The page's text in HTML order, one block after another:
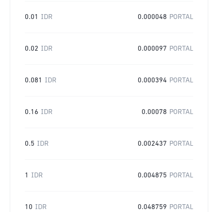
0.01 IDR 0.000048 PORTAL
0.02 IDR 0.000097 PORTAL
0.081 IDR 0.000394 PORTAL
0.16 IDR 0.00078 PORTAL
0.5 IDR 0.002437 PORTAL
1 IDR 0.004875 PORTAL
10 IDR 0.048759 PORTAL